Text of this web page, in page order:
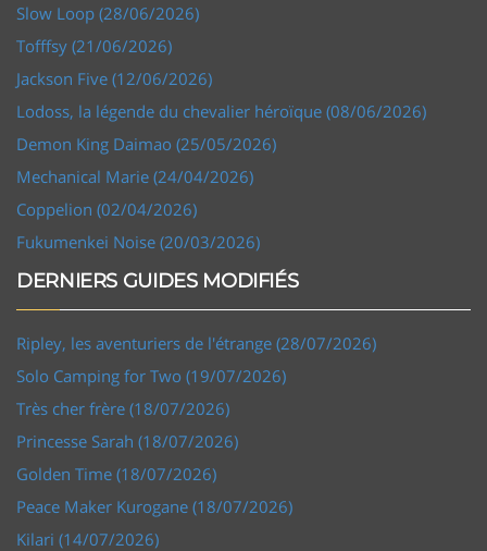
Slow Loop (28/06/2026)
Tofffsy (21/06/2026)
Jackson Five (12/06/2026)
Lodoss, la légende du chevalier héroïque (08/06/2026)
Demon King Daimao (25/05/2026)
Mechanical Marie (24/04/2026)
Coppelion (02/04/2026)
Fukumenkei Noise (20/03/2026)
DERNIERS GUIDES MODIFIÉS
Ripley, les aventuriers de l'étrange (28/07/2026)
Solo Camping for Two (19/07/2026)
Très cher frère (18/07/2026)
Princesse Sarah (18/07/2026)
Golden Time (18/07/2026)
Peace Maker Kurogane (18/07/2026)
Kilari (14/07/2026)